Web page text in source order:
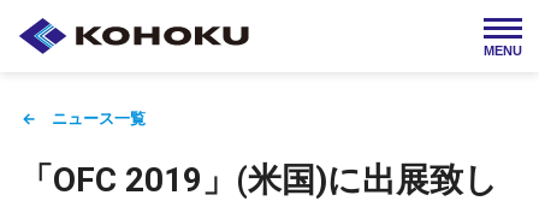
MENU
English
HOME 湖北工業について
← ニュース一覧
「OFC 2019」(米国)に出展致し